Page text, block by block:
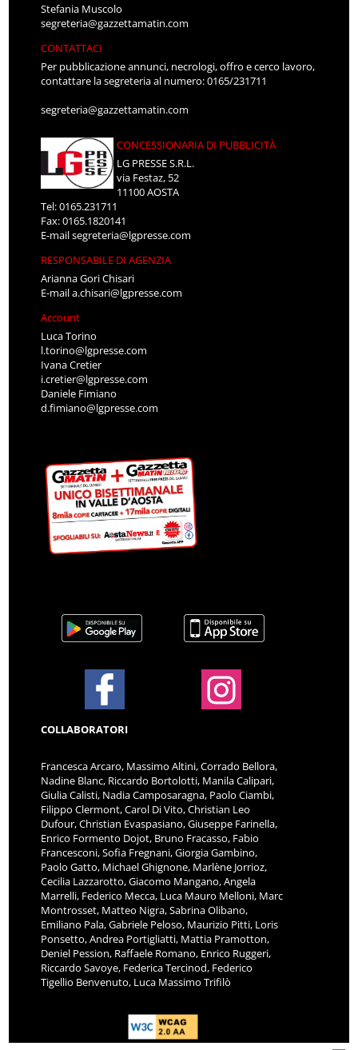
Stefania Muscolo
segreteria@gazzettamatin.com
CONTATTACI
Per pubblicazione annunci, necrologi, offro e cerco lavoro,
contattare la segreteria al numero: 0165/231711
segreteria@gazzettamatin.com
CONCESSIONARIA DI PUBBLICITÀ
LG PRESSE S.R.L.
via Festaz, 52
11100 AOSTA
Tel: 0165.231711
Fax: 0165.1820141
E-mailsegreteria@lgpresse.com
RESPONSABILE DI AGENZIA
Arianna Gori Chisari
E-maila.chisari@lgpresse.com
Account
Luca Torino
l.torino@lgpresse.com
Ivana Cretier
i.cretier@lgpresse.com
Daniele Fimiano
d.fimiano@lgpresse.com
COLLABORATORI
Francesca Arcaro, Massimo Altini, Corrado Bellora,
Nadine Blanc, Riccardo Bortolotti, Manila Calipari,
Giulia Calisti, Nadia Camposaragna, Paolo Ciambi,
Filippo Clermont, Carol Di Vito, Christian Leo
Dufour, Christian Evaspasiano, Giuseppe Farinella,
Enrico Formento Dojot, Bruno Fracasso, Fabio
Francesconi, Sofia Fregnani, Giorgia Gambino,
Paolo Gatto, Michael Ghignone, Marlène Jorrioz,
Cecilia Lazzarotto, Giacomo Mangano, Angela
Marrelli, Federico Mecca, Luca Mauro Melloni, Marc
Montrosset, Matteo Nigra, Sabrina Olibano,
Emiliano Pala, Gabriele Peloso, Maurizio Pitti, Loris
Ponsetto, Andrea Portigliatti, Mattia Pramotton,
Deniel Pession, Raffaele Romano, Enrico Ruggeri,
Riccardo Savoye, Federica Tercinod, Federico
Tigellio Benvenuto, Luca Massimo Trifilò